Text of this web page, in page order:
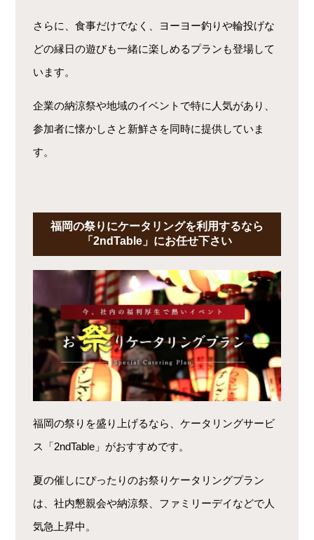
さらに、食事だけでなく、ヨーヨー釣りや輪投げな
どの縁日の遊びも一緒に楽しめるプランも登場して
います。
企業の納涼祭や地域のイベントで特に人気があり、
参加者に懐かしさと新鮮さを同時に提供していま
す。
福岡の祭りにケータリングを利用するなら
「2ndTable」にお任せ下さい
福岡の祭りを盛り上げるなら、ケータリングサービ
ス「2ndTable」がおすすめです。
夏の催しにぴったりのお祭りケータリングプラン
は、社内懇親会や納涼祭、ファミリーデイなどで人
気急上昇中。